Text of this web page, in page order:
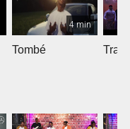
4 min
Tombé